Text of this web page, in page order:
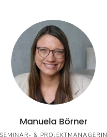
Manuela Börner
SEMINAR- & PROJEKTMANAGERIN